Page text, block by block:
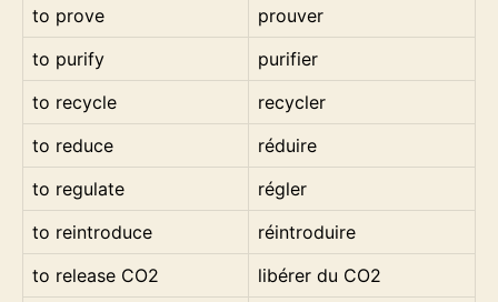
to prove
prouver
to purify
purifier
to recycle
recycler
to reduce
réduire
to regulate
régler
to reintroduce
réintroduire
to release CO2
libérer du CO2